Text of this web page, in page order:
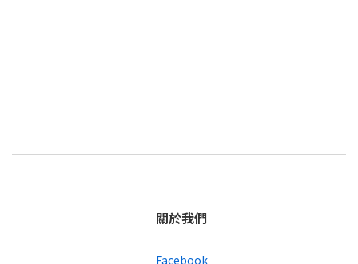
關於我們
Facebook